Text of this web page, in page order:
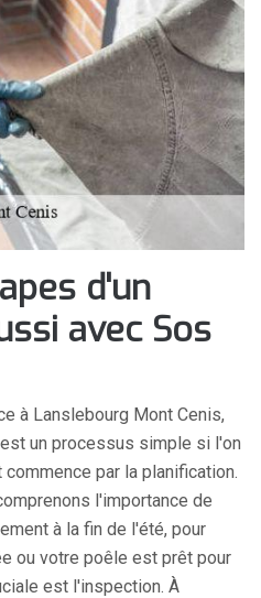
d'un
avec Sos
à Lanslebourg Mont Cenis,
un processus simple si l'on
par la planification.
l'importance de
à la fin de l'été, pour
ou votre poêle est prêt pour
est l'inspection. À